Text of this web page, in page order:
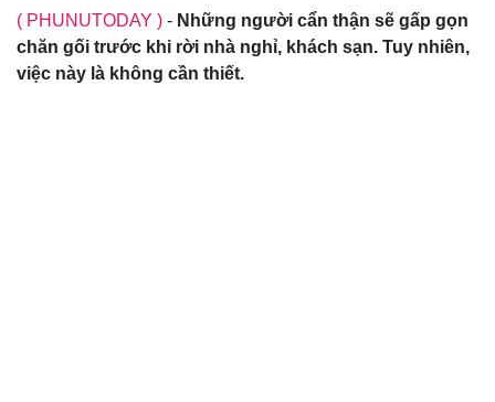
( PHUNUTODAY ) - Những người cẩn thận sẽ gấp gọn
chăn gối trước khi rời nhà nghỉ, khách sạn. Tuy nhiên,
việc này là không cần thiết.